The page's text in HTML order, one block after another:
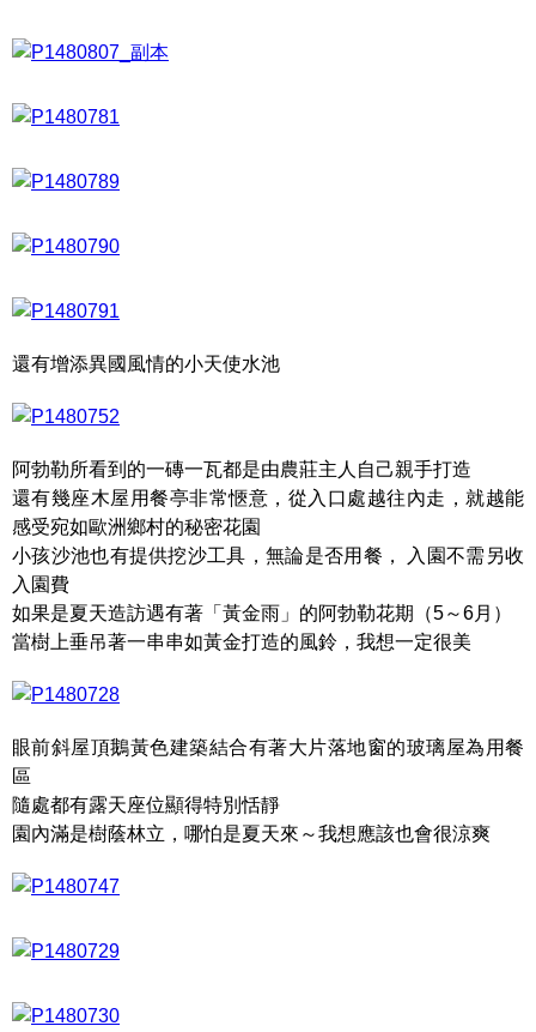
還有增添異國風情的小天使水池
阿勃勒所看到的一磚一瓦都是由農莊主人自己親手打造
還有幾座木屋用餐亭非常愜意，從入口處越往內走，就越能
感受宛如歐洲鄉村的秘密花園
小孩沙池也有提供挖沙工具，無論是否用餐， 入園不需另收
入園費
如果是夏天造訪遇有著「黃金雨」的阿勃勒花期（5～6月）
當樹上垂吊著一串串如黃金打造的風鈴，我想一定很美
眼前斜屋頂鵝黃色建築結合有著大片落地窗的玻璃屋為用餐
區
隨處都有露天座位顯得特別恬靜
園內滿是樹蔭林立，哪怕是夏天來～我想應該也會很涼爽